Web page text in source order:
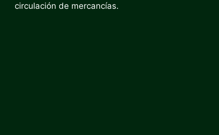
circulación de mercancías.